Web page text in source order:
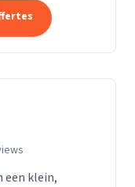
are
een klein,